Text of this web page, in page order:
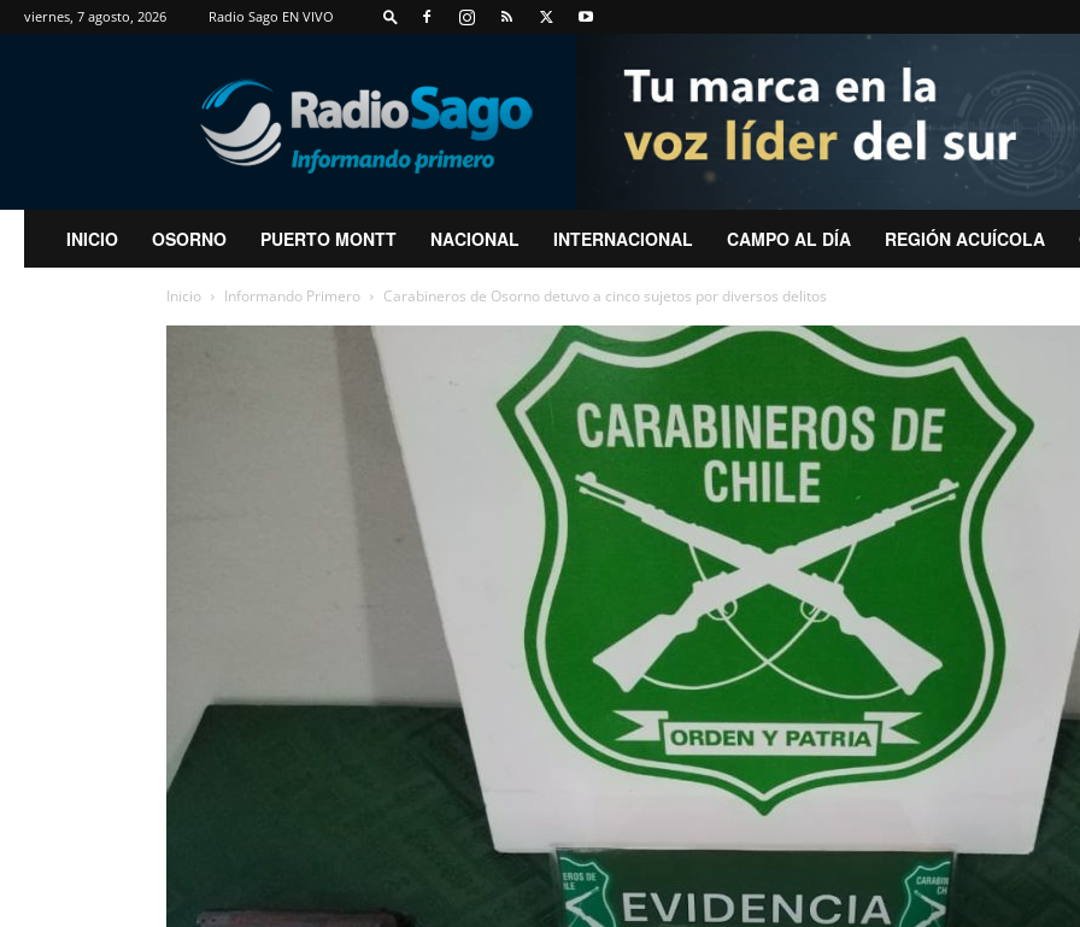
viernes, 7 agosto, 2026 Radio Sago EN VIVO
RadioSago
INICIO OSORNO PUERTO MONTT NACIONAL INTERNACIONAL CAMPO AL DÍA REGIÓN ACUÍCOLA
Inicio Informando Primero Carabineros de Osorno detuvo a cinco sujetos por diversos delitos